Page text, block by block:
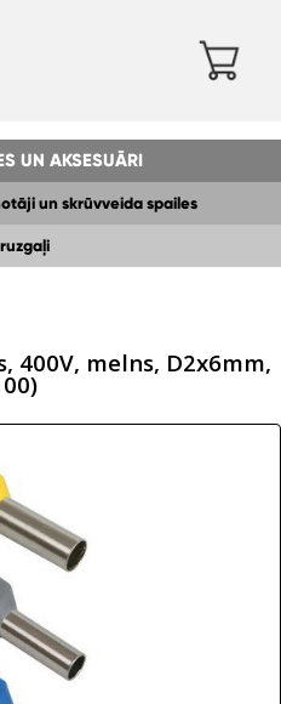
UN AKSESUĀRI
un skrūvveida spailes
400V, melns, D2x6mm,